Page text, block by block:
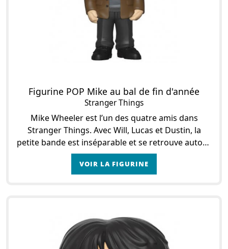
Figurine POP Mike au bal de fin d'année
Stranger Things
Mike Wheeler est l’un des quatre amis dans
Stranger Things. Avec Will, Lucas et Dustin, la
petite bande est inséparable et se retrouve autour
de passions communes un peu geek comme la
science-ficti
VOIR LA FIGURINE